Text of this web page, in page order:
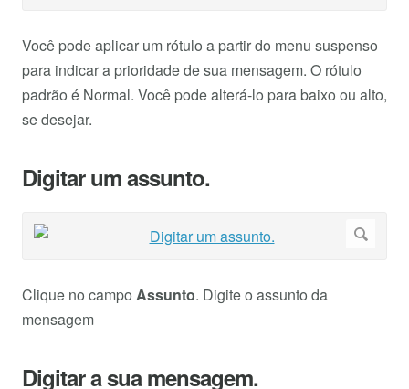
Você pode aplicar um rótulo a partir do menu suspenso
para indicar a prioridade de sua mensagem. O rótulo
padrão é Normal. Você pode alterá-lo para baixo ou alto,
se desejar.
Digitar um assunto.
Clique no campo Assunto. Digite o assunto da
mensagem
Digitar a sua mensagem.